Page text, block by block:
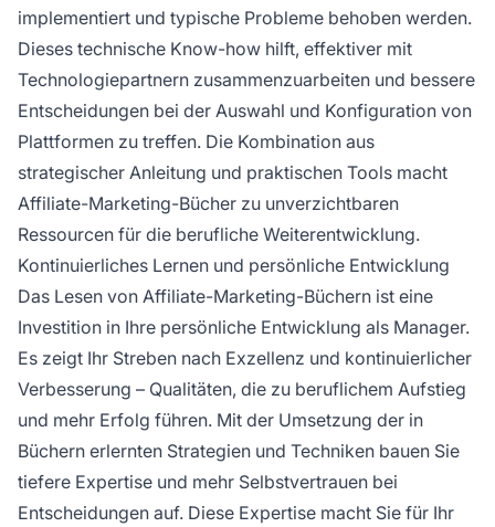
implementiert und typische Probleme behoben werden.
Dieses technische Know-how hilft, effektiver mit
Technologiepartnern zusammenzuarbeiten und bessere
Entscheidungen bei der Auswahl und Konfiguration von
Plattformen zu treffen. Die Kombination aus
strategischer Anleitung und praktischen Tools macht
Affiliate-Marketing-Bücher zu unverzichtbaren
Ressourcen für die berufliche Weiterentwicklung.
Kontinuierliches Lernen und persönliche Entwicklung
Das Lesen von Affiliate-Marketing-Büchern ist eine
Investition in Ihre persönliche Entwicklung als Manager.
Es zeigt Ihr Streben nach Exzellenz und kontinuierlicher
Verbesserung – Qualitäten, die zu beruflichem Aufstieg
und mehr Erfolg führen. Mit der Umsetzung der in
Büchern erlernten Strategien und Techniken bauen Sie
tiefere Expertise und mehr Selbstvertrauen bei
Entscheidungen auf. Diese Expertise macht Sie für Ihr